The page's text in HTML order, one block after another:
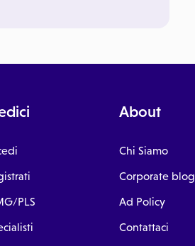
PLS
About
Chi Siamo
Corporate blog
Ad Policy
Contattaci